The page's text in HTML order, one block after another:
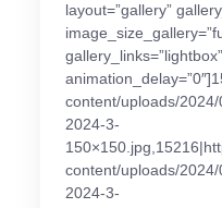
layout=”gallery”
gallery_links=”lightbox”
content/uploads/
2024-3-
content/uploads/
2024-3-